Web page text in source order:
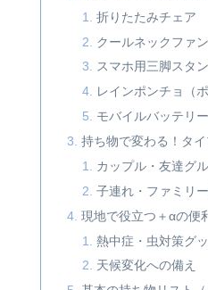
折りたたみチェア
クールネックファン
スマホ用三脚スタ
レインポンチョ（
モバイルバッテリー
持ち物で変わる！タ
カップル・友達グ
子連れ・ファミリ
現地で役立つ＋αの便
熱中症・虫対策グ
天候変化への備え